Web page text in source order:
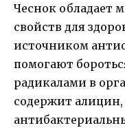
Чеснок обладает
свойств для
источником
помогают
радикалами в
содержит